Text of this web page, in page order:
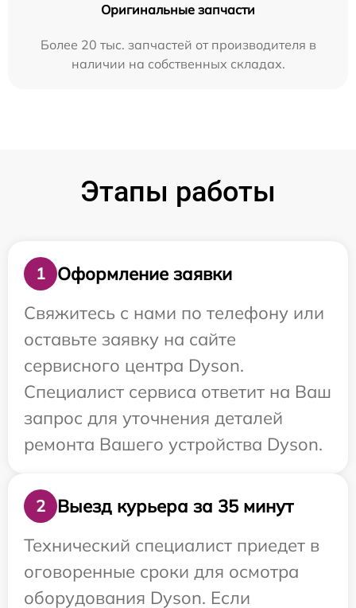
Оригинальные запчасти
Более 20 тыс. запчастей от производителя в
наличии на собственных складах.
Этапы работы
1
Оформление заявки
Свяжитесь с нами по телефону или
оставьте заявку на сайте
сервисного центра Dyson.
Специалист сервиса ответит на Ваш
запрос для уточнения деталей
ремонта Вашего устройства Dyson.
2
Выезд курьера за 35 минут
Технический специалист приедет в
оговоренные сроки для осмотра
оборудования Dyson. Если